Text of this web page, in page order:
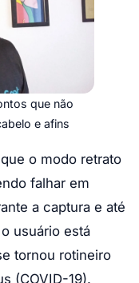
que não
e afins
o modo retrato
falhar em
a captura e até
usuário está
tornou rotineiro
(COVID-19).